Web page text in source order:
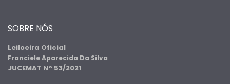
SOBRE NÓS
Leiloeira Oficial
Franciele Aparecida Da Silva
JUCEMAT N° 53/2021